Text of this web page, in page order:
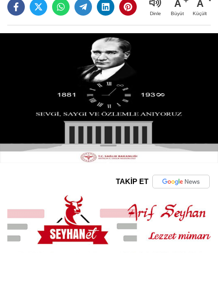
Dinle
A
Büyüt
A
Küçült
TAKİP ET